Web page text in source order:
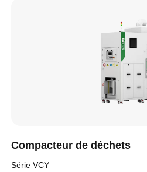
Compacteur de déchets
Série VCY